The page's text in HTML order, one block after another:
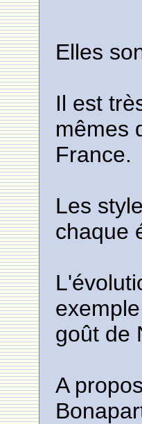
Elles
Il est
mêmes
France.
Les
chaque
goût de
A